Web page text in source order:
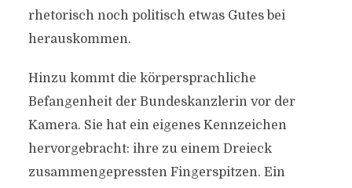
rhetorisch noch politisch etwas Gutes bei
herauskommen.
Hinzu kommt die körpersprachliche
Befangenheit der Bundeskanzlerin vor der
Kamera. Sie hat ein eigenes Kennzeichen
hervorgebracht: ihre zu einem Dreieck
zusammengepressten Fingerspitzen. Ein